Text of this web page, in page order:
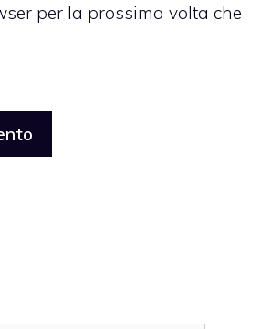
per la prossima volta che